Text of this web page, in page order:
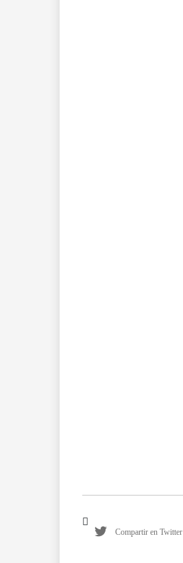
Compartir en Twitter